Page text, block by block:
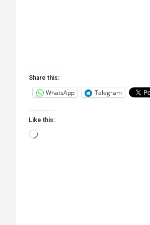
Share this:
WhatsApp Telegram
Like this:
Loading…